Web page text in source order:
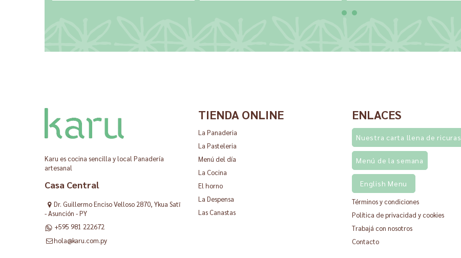
Karu es cocina sencilla y local Panadería
artesanal
Casa Central
Dr. Guillermo Enciso Velloso 2870, Ykua Satĩ
- Asunción - PY
+595 981 222672
hola@karu.com.py
TIENDA ONLINE
La Panaderia
La Pasteleria
Menú del día
La Cocina
El horno
La Despensa
Las Canastas
ENLACES
Nuestra carta llena de ricuras
Menú de la semana
English Menu
Términos y condiciones
Política de privacidad y cookies
Trabajá con nosotros
Contacto